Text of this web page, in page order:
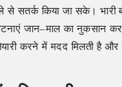
से सतर्क किया जा सके। भारी
जान–माल का नुकसान
करने में मदद मिलती है और